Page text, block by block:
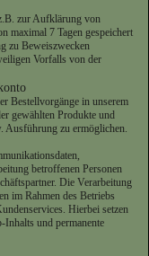
zur Aufklärung von
maximal 7 Tagen gespeichert
zu Beweiszwecken
Vorfalls von der
Bestellvorgänge in unserem
gewählten Produkte und
Ausführung zu ermöglichen.
betroffenen Personen
Die Verarbeitung
im Rahmen des Betriebs
Hierbei setzen
und permanente